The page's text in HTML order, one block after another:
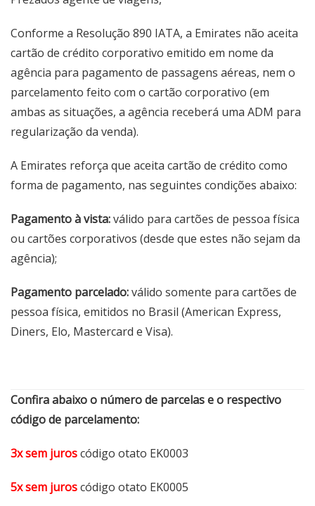
Conforme a Resolução 890 IATA, a Emirates não aceita
cartão de crédito corporativo emitido em nome da
agência para pagamento de passagens aéreas, nem o
parcelamento feito com o cartão corporativo (em
ambas as situações, a agência receberá uma ADM para
regularização da venda).
A Emirates reforça que aceita cartão de crédito como
forma de pagamento, nas seguintes condições abaixo:
Pagamento à vista:válido para cartões de pessoa física
ou cartões corporativos (desde que estes não sejam da
agência);
Pagamento parcelado:válido somente para cartões de
pessoa física, emitidos no Brasil (American Express,
Diners, Elo, Mastercard e Visa).
Confira abaixo o número de parcelas e o respectivo
código de parcelamento:
3x sem juroscódigo otato EK0003
5x sem juroscódigo otato EK0005